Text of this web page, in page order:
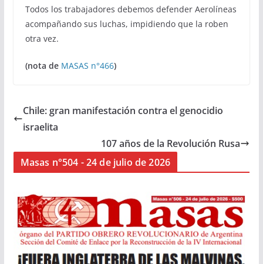
Todos los trabajadores debemos defender Aerolíneas
acompañando sus luchas, impidiendo que la roben
otra vez.
(nota de MASAS n°466)
Chile: gran manifestación contra el genocidio
israelita
107 años de la Revolución Rusa
Masas n°504 - 24 de julio de 2026